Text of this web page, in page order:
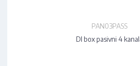
PAN03PASS
DI box pasivni 4